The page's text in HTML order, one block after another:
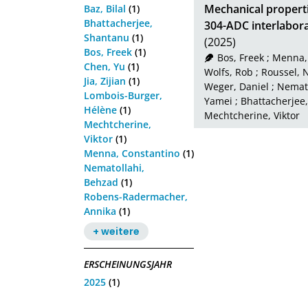
Baz, Bilal (1)
Bhattacherjee,
Shantanu (1)
Bos, Freek (1)
Chen, Yu (1)
Jia, Zijian (1)
Lombois-Burger,
Hélène (1)
Mechtcherine,
Viktor (1)
Menna, Constantino (1)
Nematollahi,
Behzad (1)
Robens-Radermacher,
Annika (1)
+ weitere
ERSCHEINUNGSJAHR
2025 (1)
Mechanical
304-ADC
(2025)
Bos, Freek;
Wolfs, Rob ; Roussel,
Weger, Daniel ;
Yamei ;
Mechtcherine, Viktor